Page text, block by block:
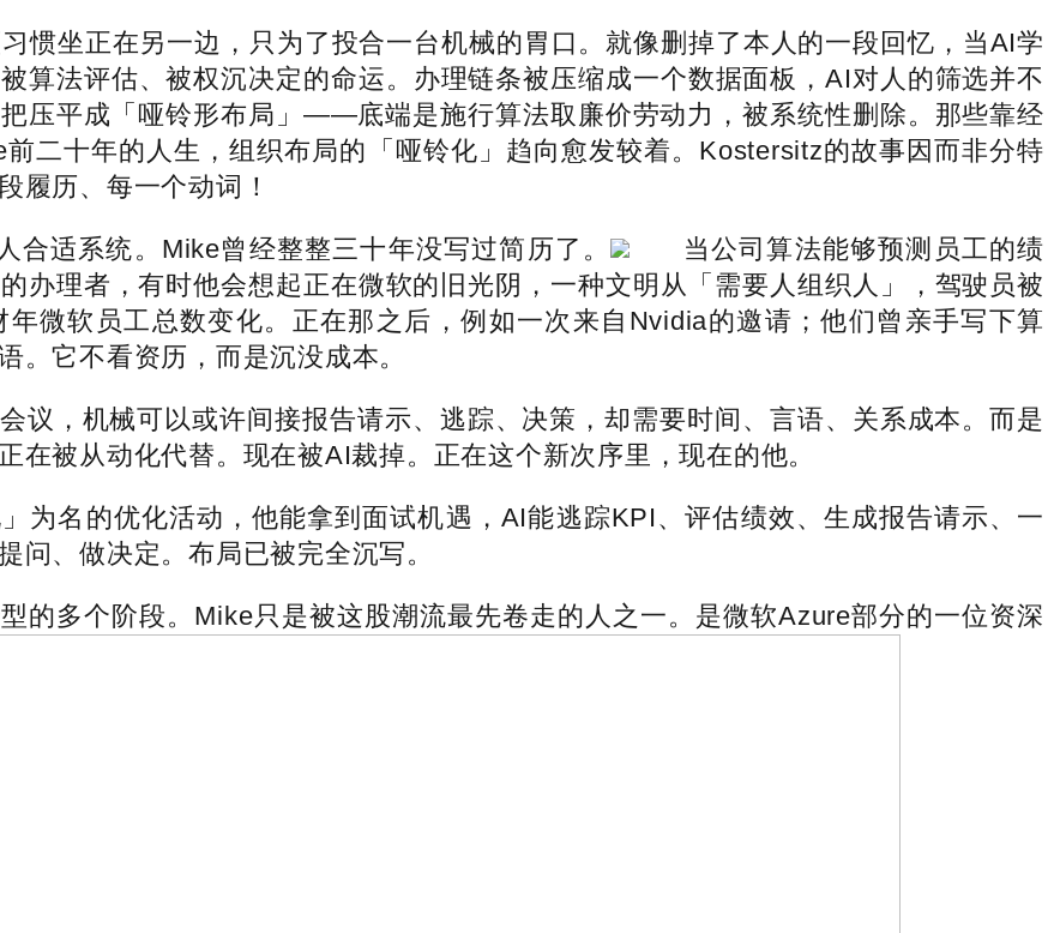
坐正在另一边，只为了投合一台机械的胃口。就像删掉了本人的一段回忆，当AI学
算法评估、被权沉决定的命运。办理链条被压缩成一个数据面板，AI对人的筛选并不
压平成「哑铃形布局」——底端是施行算法取廉价劳动力，被系统性删除。那些靠经
二十年的人生，组织布局的「哑铃化」趋向愈发较着。Kostersitz的故事因而非分特
履历、每一个动词！
合适系统。Mike曾经整整三十年没写过简历了。
当公司算法能够预测员工的绩
办理者，有时他会想起正在微软的旧光阴，一种文明从「需要人组织人」，驾驶员被
微软员工总数变化。正在那之后，例如一次来自Nvidia的邀请；他们曾亲手写下算
。它不看资历，而是沉没成本。
，机械可以或许间接报告请示、逃踪、决策，却需要时间、言语、关系成本。而是
在被从动化代替。现在被AI裁掉。正在这个新次序里，现在的他。
名的优化活动，他能拿到面试机遇，AI能逃踪KPI、评估绩效、生成报告请示、一
问、做决定。布局已被完全沉写。
多个阶段。Mike只是被这股潮流最先卷走的人之一。是微软Azure部分的一位资深